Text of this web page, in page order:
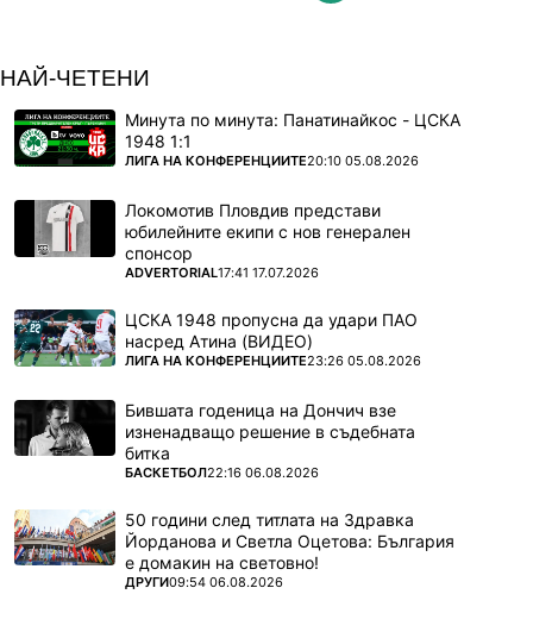
НАЙ-ЧЕТЕНИ
Минута по минута: Панатинайкос - ЦСКА
1948 1:1
ПОВЕЧЕ ОТ
ЛИГА НА КОНФЕРЕНЦИИТЕ20:10 05.08.2026
Локомотив Пловдив представи
юбилейните екипи с нов генерален
спонсор
ПОВЕЧЕ ОТ
ADVERTORIAL17:41 17.07.2026
ЦСКА 1948 пропусна да удари ПАО
насред Атина (ВИДЕО)
ПОВЕЧЕ ОТ
ЛИГА НА КОНФЕРЕНЦИИТЕ23:26 05.08.2026
Бившата годеница на Дончич взе
изненадващо решение в съдебната
битка
ПОВЕЧЕ ОТ
БАСКЕТБОЛ22:16 06.08.2026
50 години след титлата на Здравка
Йорданова и Светла Оцетова: България
е домакин на световно!
ПОВЕЧЕ ОТ
ДРУГИ09:54 06.08.2026